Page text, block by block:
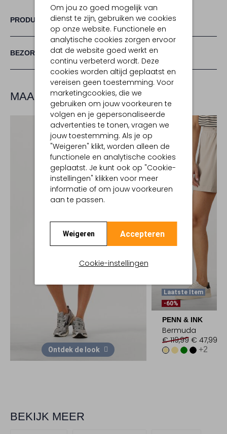
Om jou zo goed mogelijk van
dienst te zijn, gebruiken we cookies
op onze website. Functionele en
analytische cookies zorgen ervoor
dat de website goed werkt en
continu verbeterd wordt. Deze
cookies worden altijd geplaatst en
vereisen geen toestemming. Voor
marketingcookies, die we
gebruiken om jouw voorkeuren te
volgen en je gepersonaliseerde
advertenties te tonen, vragen we
jouw toestemming. Als je op
"Weigeren" klikt, worden alleen de
functionele en analytische cookies
geplaatst. Je kunt ook op "Cookie-
instellingen" klikken voor meer
informatie of om jouw voorkeuren
aan te passen.
Weigeren Accepteren
Cookie-instellingen
PRODUCT INFORMATIE
BEZORGEN & RETOURNEREN
MAAK JE LOOK COMPLEET
Ontdek de look
Laatste Item
-60%
PENN & INK
Bermuda
€ 119,99 € 47,99
+2
BEKIJK MEER